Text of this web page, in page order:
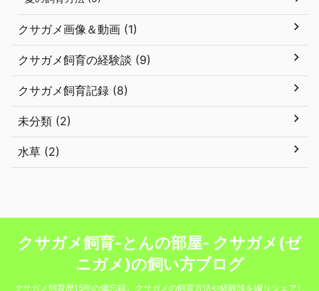
クサガメ画像＆動画 (1)
クサガメ飼育の経験談 (9)
クサガメ飼育記録 (8)
未分類 (2)
水草 (2)
クサガメ飼育-とんの部屋- クサガメ(ゼ
ニガメ)の飼い方ブログ
クサガメ飼育歴15年の備忘録。クサガメの飼育方法や経験談を綴りシェアし